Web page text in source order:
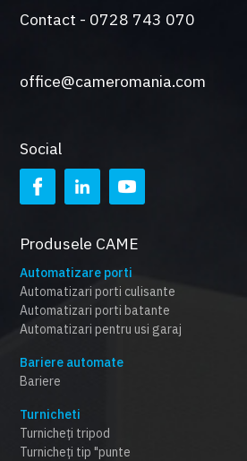
Contact - 0728 743 070
office@cameromania.com
Social
Produsele CAME
Automatizare porti
Automatizari porti culisante
Automatizari porti batante
Automatizari pentru usi garaj
Bariere automate
Bariere
Turnicheti
Turnicheți tripod
Turnicheți tip "punte